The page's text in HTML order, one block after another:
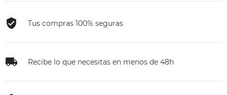
Tus compras 100% seguras
Recibe lo que necesitas en menos de 48h